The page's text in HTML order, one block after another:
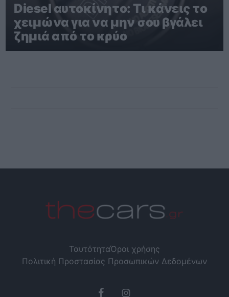
Diesel αυτοκίνητο: Τι κάνεις το
χειμώνα για να μην σου βγάλει
ζημιά από το κρύο
ΤαυτότηταΌροι χρήσης
Πολιτική Προστασίας Προσωπικών Δεδομένων